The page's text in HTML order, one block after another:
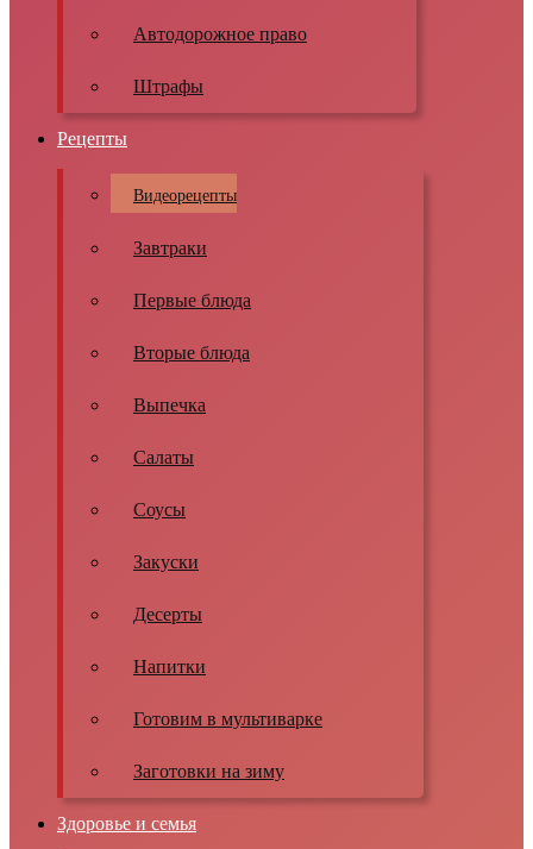
Автодорожное право
Штрафы
Рецепты
Видеорецепты
Завтраки
Первые блюда
Вторые блюда
Выпечка
Салаты
Соусы
Закуски
Десерты
Напитки
Готовим в мультиварке
Заготовки на зиму
Здоровье и семья